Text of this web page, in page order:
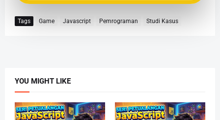
Tags Game Javascript Pemrograman Studi Kasus
YOU MIGHT LIKE